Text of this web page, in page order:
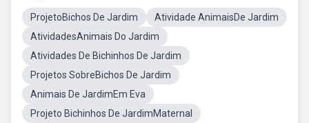
ProjetoBichos De Jardim
Atividade AnimaisDe Jardim
AtividadesAnimais Do Jardim
Atividades De Bichinhos De Jardim
Projetos SobreBichos De Jardim
Animais De JardimEm Eva
Projeto Bichinhos De JardimMaternal